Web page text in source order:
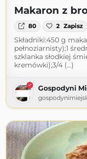
Makaron z
80 2 Zapisz
Składniki:450 g
pełnoziarnisty);1
szklanka słodkiej
kremówki);3/4 (...)
Gospodyni